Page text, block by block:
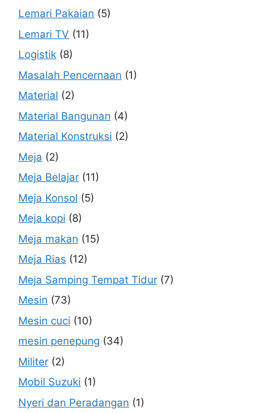
Lemari Pakaian (5)
Lemari TV (11)
Logistik (8)
Masalah Pencernaan (1)
Material (2)
Material Bangunan (4)
Material Konstruksi (2)
Meja (2)
Meja Belajar (11)
Meja Konsol (5)
Meja kopi (8)
Meja makan (15)
Meja Rias (12)
Meja Samping Tempat Tidur (7)
Mesin (73)
Mesin cuci (10)
mesin penepung (34)
Militer (2)
Mobil Suzuki (1)
Nyeri dan Peradangan (1)